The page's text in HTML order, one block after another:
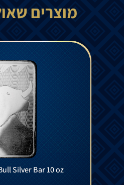
מוצרים
Silver Bar 10 oz